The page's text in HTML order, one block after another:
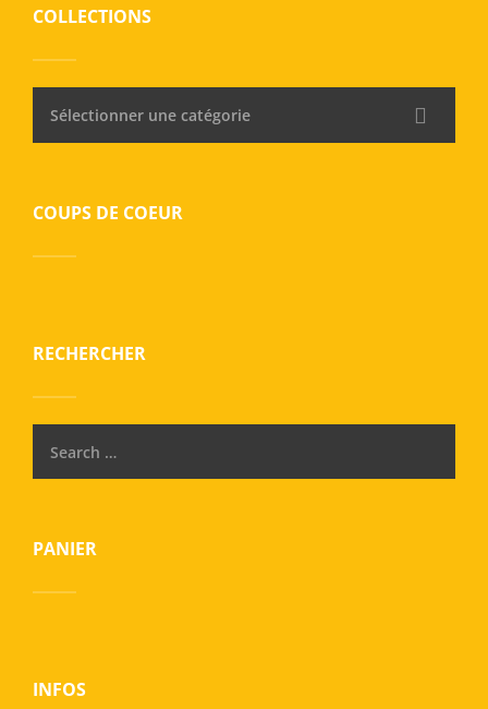
COLLECTIONS
Sélectionner une catégorie
COUPS DE COEUR
RECHERCHER
PANIER
INFOS